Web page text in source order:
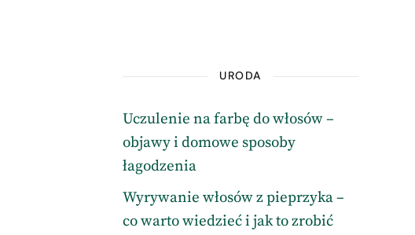
URODA
Uczulenie na farbę do włosów –
objawy i domowe sposoby
łagodzenia
Wyrywanie włosów z pieprzyka –
co warto wiedzieć i jak to zrobić